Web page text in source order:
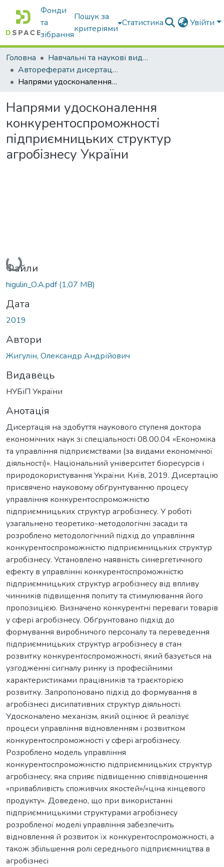
Фонди
та
зібрання
Пошук за
критеріями
Статистика Увійти
Головна
Навчальні та наукові видання
Автореферати дисертацій та дисертації
Напрями удосконалення конкурентоспроможності підприємницьких структур агробізнесу України
Напрями удосконалення
конкурентоспроможності
підприємницьких структур
агробізнесу України
Вантажиться...
Файли
higulin_O.A.pdf(1,07 MB)
Дата
2019
Автори
Жигулін, Олександр Андрійович
Видавець
НУБіП України
Анотація
Дисертація на здобуття наукового ступеня доктора
економічних наук зі спеціальності 08.00.04 «Економіка
та управління підприємствами (за видами економічної
діяльності)». Національний університет біоресурсів і
природокористування України. Київ, 2019. Дисертацію
присвячено науковому обґрунтуванню процесу
управління конкурентоспроможністю
підприємницьких структур агробізнесу. У роботі
узагальнено теоретико-методологічні засади та
розроблено методологічний підхід до управління
конкурентоспроможністю підприємницьких структур
агробізнесу. Установлено наявність синергетичного
ефекту в управлінні конкурентоспроможністю
підприємницьких структур агробізнесу від впливу
чинників підвищення попиту та стимулювання його
пропозицією. Визначено конкурентні переваги товарів
у сфері агробізнесу. Обґрунтовано підхід до
формування виробничого персоналу та переведення
підприємницьких структур агробізнесу в стан
розвитку конкурентоспроможності, який базується на
узгодженні сигналу ринку із професійними
характеристиками працівників та траєкторією
розвитку. Запропоновано підхід до формування в
агробізнесі дисипативних структур діяльності.
Удосконалено механізм, який оцінює й реалізує
процеси управління відновленням і розвитком
конкурентоспроможності у сфері агробізнесу.
Розроблено модель управління
конкурентоспроможністю підприємницьких структур
агробізнесу, яка сприяє підвищенню співвідношення
«привабливість споживчих якостей»/«ціна кінцевого
продукту». Доведено, що при використанні
підприємницькими структурами агробізнесу
розробленої моделі управління забезпечить
відновлення й розвиток їх конкурентоспроможності, а
також збільшення ролі середнього підприємництва в
агробізнесі